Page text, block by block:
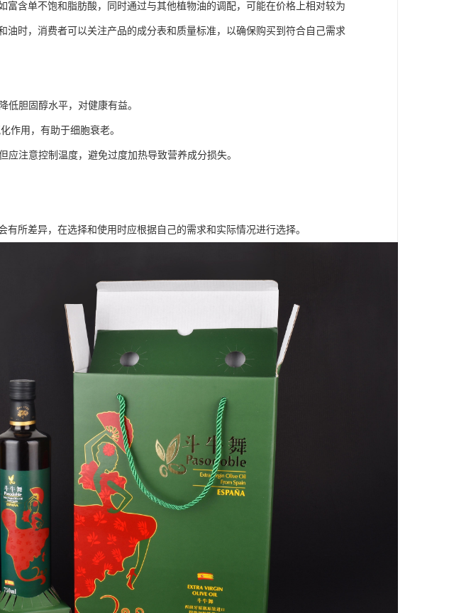
富含单不饱和脂肪酸，同时通过与其他植物油的调配，可能在价格上相对较为
油时，消费者可以关注产品的成分表和质量标准，以确保购买到符合自己需求
低胆固醇水平，对健康有益。
作用，有助于细胞衰老。
注意控制温度，避免过度加热导致营养成分损失。
所差异，在选择和使用时应根据自己的需求和实际情况进行选择。